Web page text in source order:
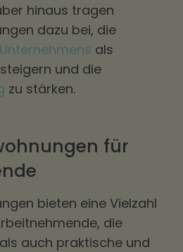
hinaus tragen
dazu bei, die
als
und die
zu stärken.
für
bieten eine Vielzahl
die
auch praktische und